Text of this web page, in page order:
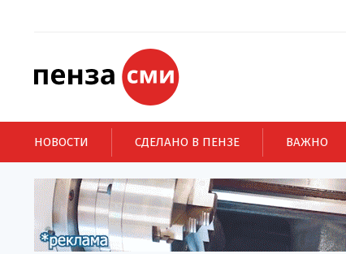
НОВОСТИ СДЕЛАНО В ПЕНЗЕ ВАЖНО